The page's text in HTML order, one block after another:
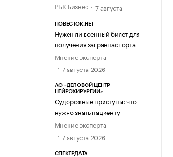
РБК Бизнес
7 августа
ПОВЕСТОК.НЕТ
Нужен ли военный билет для
получения загранпаспорта
Мнение эксперта
7 августа 2026
АО «ДЕЛОВОЙ ЦЕНТР
НЕЙРОХИРУРГИИ»
Судорожные приступы: что
нужно знать пациенту
Мнение эксперта
7 августа 2026
СПЕКТРДАТА